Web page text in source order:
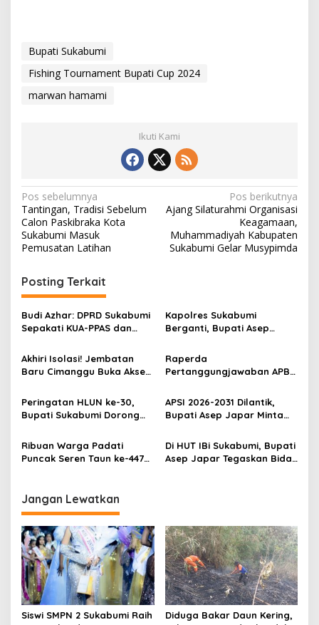
Bupati Sukabumi
Fishing Tournament Bupati Cup 2024
marwan hamami
Ikuti Kami
N
a
v
g
a
s
p
o
s
Pos sebelumnya
Tantingan, Tradisi Sebelum
Calon Paskibraka Kota
Sukabumi Masuk
Pemusatan Latihan
Pos berikutnya
Ajang Silaturahmi Organisasi
Keagamaan,
Muhammadiyah Kabupaten
Sukabumi Gelar Musypimda
Posting Terkait
Budi Azhar: DPRD Sukabumi
Sepakati KUA-PPAS dan
Mandiri
Kapolres Sukabumi
Berganti, Bupati Asep
dengan AKBP Benny
Cahyadi Makin Kuat
Akhiri Isolasi! Jembatan
Baru Cimanggu Buka Akses
Pemerintahan
Raperda
Pertanggungjawaban APBD
Evaluasi Gubernur, Siap
Jadi Perda
Peringatan HLUN ke-30,
Bupati Sukabumi Dorong
Lansia
APSI 2026-2031 Dilantik,
Bupati Asep Japar Minta
Ribuan Warga Padati
Puncak Seren Taun ke-447
Di HUT IBi Sukabumi, Bupati
Asep Japar Tegaskan Bidan
Jangan Lewatkan
Siswi SMPN 2 Sukabumi Raih
Diduga Bakar Daun Kering,